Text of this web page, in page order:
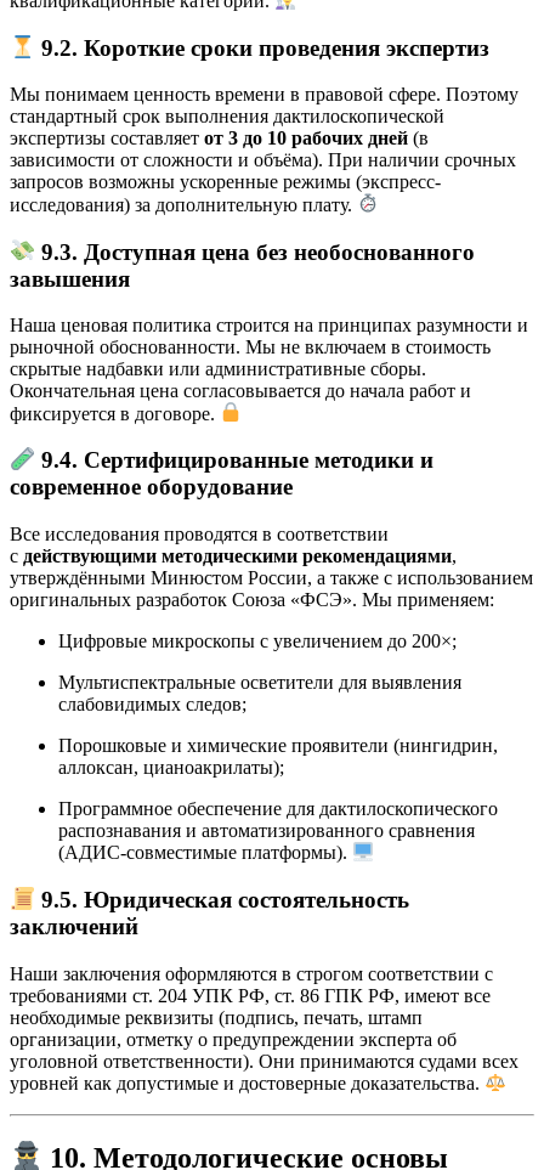
9.2. Короткие сроки проведения экспертиз
Мы понимаем ценность времени в правовой сфере. Поэтому
стандартный срок выполнения дактилоскопической
экспертизы составляет от 3 до 10 рабочих дней (в
зависимости от сложности и объёма). При наличии срочных
запросов возможны ускоренные режимы (экспресс-
исследования) за дополнительную плату.
9.3. Доступная цена без необоснованного
завышения
Наша ценовая политика строится на принципах разумности и
рыночной обоснованности. Мы не включаем в стоимость
скрытые надбавки или административные сборы.
Окончательная цена согласовывается до начала работ и
фиксируется в договоре.
9.4. Сертифицированные методики и
современное оборудование
Все исследования проводятся в соответствии
с действующими методическими рекомендациями,
утверждёнными Минюстом России, а также с использованием
оригинальных разработок Союза «ФСЭ». Мы применяем:
Цифровые микроскопы с увеличением до 200×;
Мультиспектральные осветители для выявления
слабовидимых следов;
Порошковые и химические проявители (нингидрин,
аллоксан, цианоакрилаты);
Программное обеспечение для дактилоскопического
распознавания и автоматизированного сравнения
(АДИС-совместимые платформы).
9.5. Юридическая состоятельность
заключений
Наши заключения оформляются в строгом соответствии с
требованиями ст. 204 УПК РФ, ст. 86 ГПК РФ, имеют все
необходимые реквизиты (подпись, печать, штамп
организации, отметку о предупреждении эксперта об
уголовной ответственности). Они принимаются судами всех
уровней как допустимые и достоверные доказательства.
10. Методологические основы